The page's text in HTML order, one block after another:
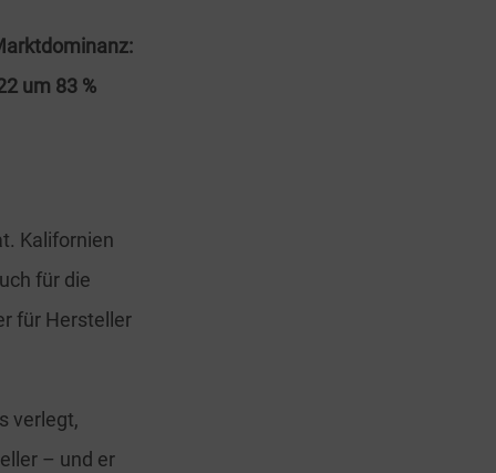
um 83 %
Kalifornien
für die
für Hersteller
verlegt,
– und er